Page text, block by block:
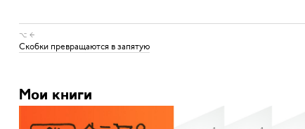
⌥ ←
Скобки превращаются в запятую
Мои книги